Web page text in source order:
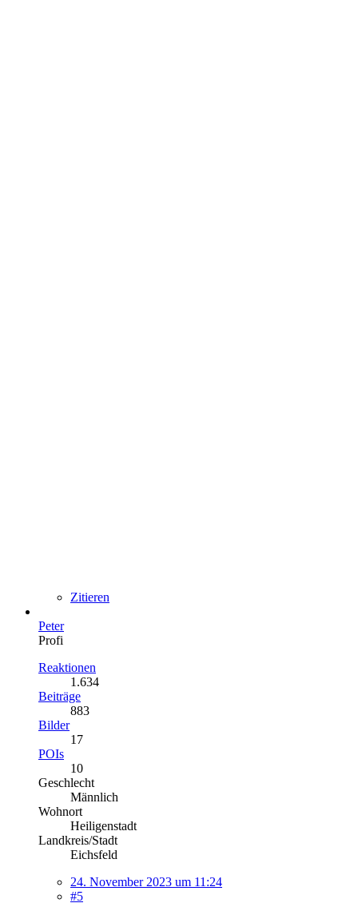
Zitieren
Peter
Profi
Reaktionen
1.634
Beiträge
883
Bilder
17
POIs
10
Geschlecht
Männlich
Wohnort
Heiligenstadt
Landkreis/Stadt
Eichsfeld
24. November 2023 um 11:24
#5